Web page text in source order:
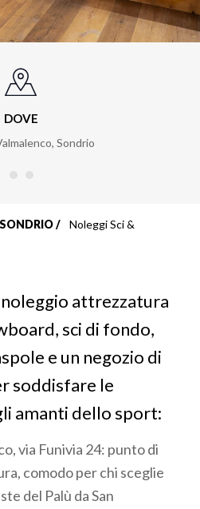
DOVE
Sondrio
SONDRIO
Noleggi Sci &
attrezzatura
sci di fondo,
e un negozio di
soddisfare le
amanti dello sport:
via Funivia 24: punto di
comodo per chi sceglie
del Palù da San